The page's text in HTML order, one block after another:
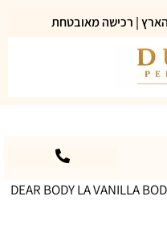
| רכישה מאובטחת
/ DEAR BODY LA VANILLA